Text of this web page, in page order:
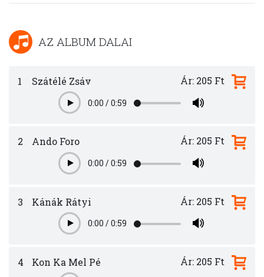
AZ ALBUM DALAI
1 Szátélé Zsáv
Play0:00 /0:59
Ár: 205 Ft
2 Ando Foro
Play0:00 /0:59
Ár: 205 Ft
3 Kánák Rátyi
Play0:00 /0:59
Ár: 205 Ft
4 Kon Ka Mel Pé Ár: 205 Ft